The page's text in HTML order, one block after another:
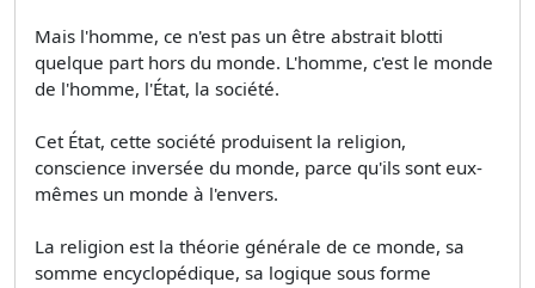
Mais l'homme, ce n'est pas un être abstrait blotti
quelque part hors du monde. L'homme, c'est le monde
de l'homme, l'État, la société.
Cet État, cette société produisent la religion,
conscience inversée du monde, parce qu'ils sont eux-
mêmes un monde à l'envers.
La religion est la théorie générale de ce monde, sa
somme encyclopédique, sa logique sous forme